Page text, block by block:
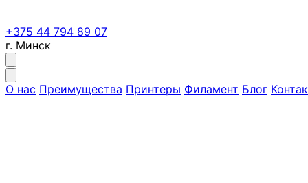
+375 44 794 89 07
г. Минск
О нас Преимущества Принтеры Филамент Блог